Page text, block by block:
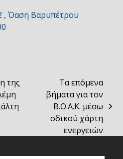
, Όαση Βαρυπέτρου
της
post:
Τα επόμενα
βήματα για τον
Β.Ο.Α.Κ. μέσω
οδικού χάρτη
ενεργειών